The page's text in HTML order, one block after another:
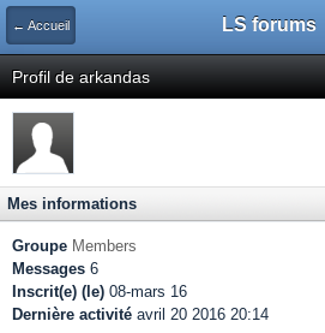
← Accueil LS forums
Profil de arkandas
Mes informations
Groupe Members
Messages 6
Inscrit(e) (le) 08-mars 16
Dernière activité avril 20 2016 20:14